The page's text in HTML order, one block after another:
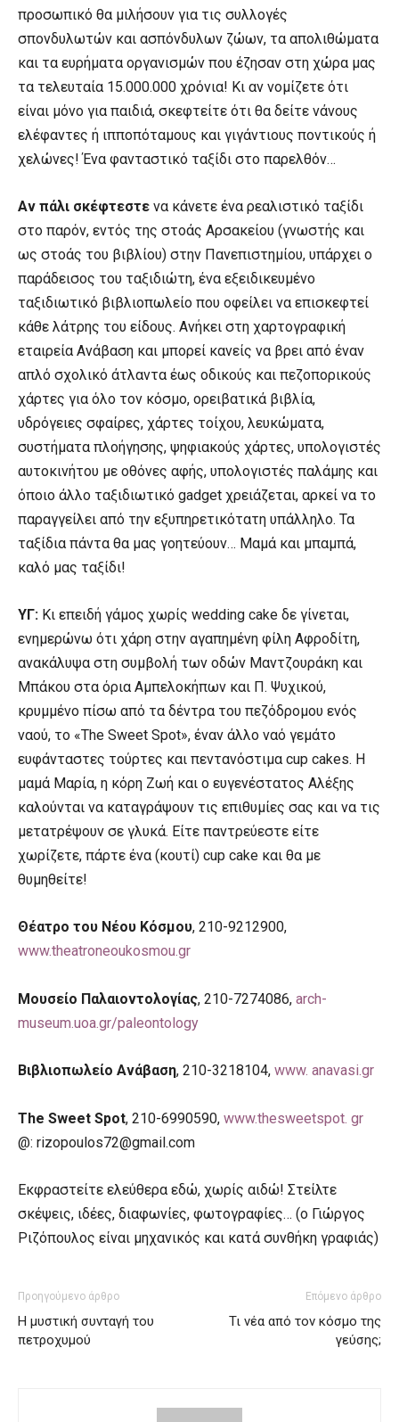
προσωπικό θα μιλήσουν για τις συλλογές
σπονδυλωτών και ασπόνδυλων ζώων, τα απολιθώματα
και τα ευρήματα οργανισμών που έζησαν στη χώρα μας
τα τελευταία 15.000.000 χρόνια! Κι αν νομίζετε ότι
είναι μόνο για παιδιά, σκεφτείτε ότι θα δείτε νάνους
ελέφαντες ή ιπποπόταμους και γιγάντιους ποντικούς ή
χελώνες! Ένα φανταστικό ταξίδι στο παρελθόν…
Αν πάλι σκέφτεστε να κάνετε ένα ρεαλιστικό ταξίδι
στο παρόν, εντός της στοάς Αρσακείου (γνωστής και
ως στοάς του βιβλίου) στην Πανεπιστημίου, υπάρχει ο
παράδεισος του ταξιδιώτη, ένα εξειδικευμένο
ταξιδιωτικό βιβλιοπωλείο που οφείλει να επισκεφτεί
κάθε λάτρης του είδους. Ανήκει στη χαρτογραφική
εταιρεία Ανάβαση και μπορεί κανείς να βρει από έναν
απλό σχολικό άτλαντα έως οδικούς και πεζοπορικούς
χάρτες για όλο τον κόσμο, ορειβατικά βιβλία,
υδρόγειες σφαίρες, χάρτες τοίχου, λευκώματα,
συστήματα πλοήγησης, ψηφιακούς χάρτες, υπολογιστές
αυτοκινήτου με οθόνες αφής, υπολογιστές παλάμης και
όποιο άλλο ταξιδιωτικό gadget χρειάζεται, αρκεί να το
παραγγείλει από την εξυπηρετικότατη υπάλληλο. Τα
ταξίδια πάντα θα μας γοητεύουν… Μαμά και μπαμπά,
καλό μας ταξίδι!
ΥΓ: Κι επειδή γάμος χωρίς wedding cake δε γίνεται,
ενημερώνω ότι χάρη στην αγαπημένη φίλη Αφροδίτη,
ανακάλυψα στη συμβολή των οδών Μαντζουράκη και
Μπάκου στα όρια Αμπελοκήπων και Π. Ψυχικού,
κρυμμένο πίσω από τα δέντρα του πεζόδρομου ενός
ναού, το «The Sweet Spot», έναν άλλο ναό γεμάτο
ευφάνταστες τούρτες και πεντανόστιμα cup cakes. Η
μαμά Μαρία, η κόρη Ζωή και ο ευγενέστατος Αλέξης
καλούνται να καταγράψουν τις επιθυμίες σας και να τις
μετατρέψουν σε γλυκά. Είτε παντρεύεστε είτε
χωρίζετε, πάρτε ένα (κουτί) cup cake και θα με
θυμηθείτε!
Θέατρο του Νέου Κόσμου, 210-9212900,
www.theatroneoukosmou.gr
Μουσείο Παλαιοντολογίας, 210-7274086, arch-
museum.uoa.gr/paleontology
Βιβλιοπωλείο Ανάβαση, 210-3218104, www. anavasi.gr
The Sweet Spot, 210-6990590, www.thesweetspot. gr
@: rizopoulos72@gmail.com
Εκφραστείτε ελεύθερα εδώ, χωρίς αιδώ! Στείλτε
σκέψεις, ιδέες, διαφωνίες, φωτογραφίες… (ο Γιώργος
Ριζόπουλος είναι μηχανικός και κατά συνθήκη γραφιάς)
Προηγούμενο άρθρο
Η μυστική συνταγή του
πετροχυμού
Επόμενο άρθρο
Τι νέα από τον κόσμο της
γεύσης;